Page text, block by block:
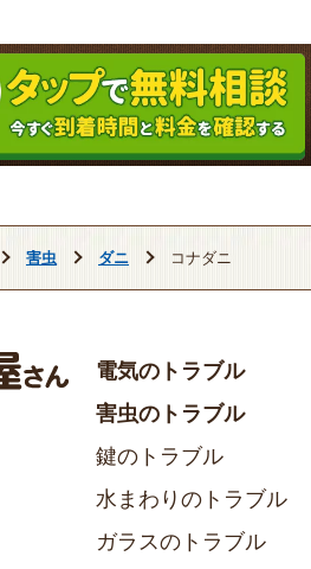
害虫 ダニ コナダニ
電気のトラブル
害虫のトラブル
鍵のトラブル
水まわりのトラブル
ガラスのトラブル